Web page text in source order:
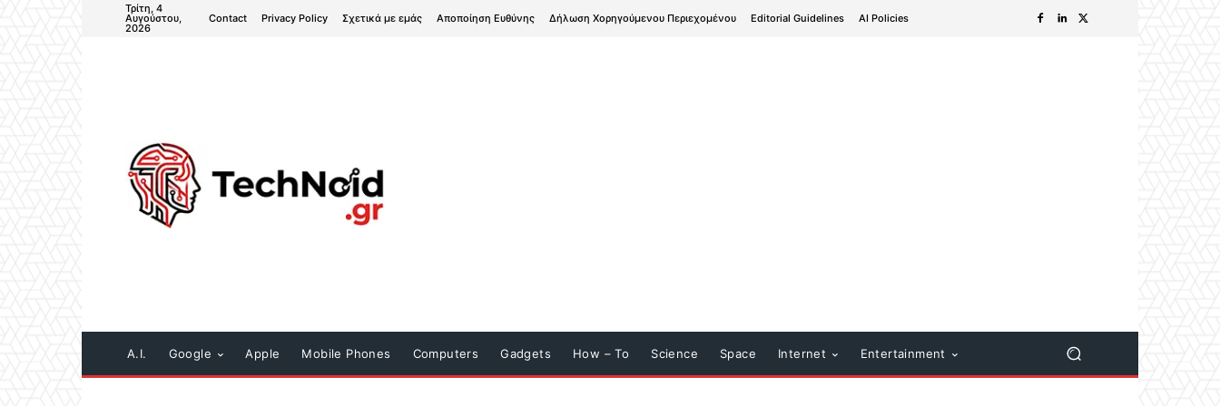
Τρίτη, 4
Αυγούστου,
2026
Contact Privacy Policy Σχετικά με εμάς Αποποίηση Ευθύνης Δήλωση Χορηγούμενου Περιεχομένου Editorial Guidelines AI Policies
A.I. Google Apple Mobile Phones Computers Gadgets How – To Science Space Internet Entertainment